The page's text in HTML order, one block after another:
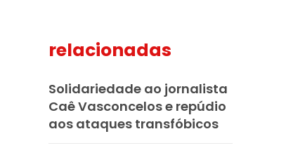
relacionadas
Solidariedade ao jornalista
Caê Vasconcelos e repúdio
aos ataques transfóbicos